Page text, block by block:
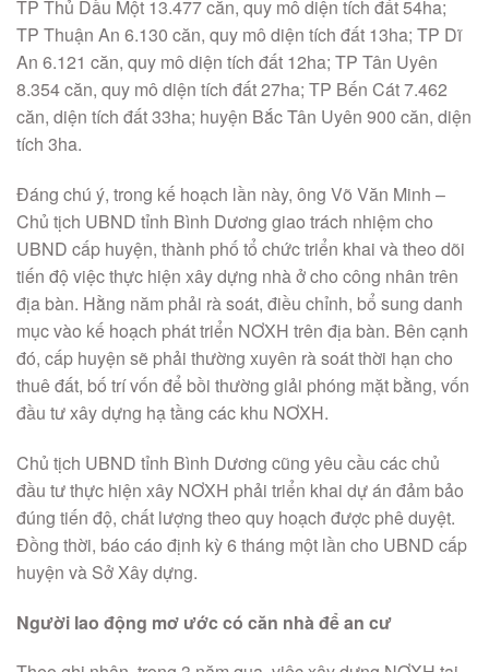
TP Thủ Dầu Một 13.477 căn, quy mô diện tích đất 54ha;
TP Thuận An 6.130 căn, quy mô diện tích đất 13ha; TP Dĩ
An 6.121 căn, quy mô diện tích đất 12ha; TP Tân Uyên
8.354 căn, quy mô diện tích đất 27ha; TP Bến Cát 7.462
căn, diện tích đất 33ha; huyện Bắc Tân Uyên 900 căn, diện
tích 3ha.
Đáng chú ý, trong kế hoạch lần này, ông Võ Văn Minh –
Chủ tịch UBND tỉnh Bình Dương giao trách nhiệm cho
UBND cấp huyện, thành phố tổ chức triển khai và theo dõi
tiến độ việc thực hiện xây dựng nhà ở cho công nhân trên
địa bàn. Hằng năm phải rà soát, điều chỉnh, bổ sung danh
mục vào kế hoạch phát triển NƠXH trên địa bàn. Bên cạnh
đó, cấp huyện sẽ phải thường xuyên rà soát thời hạn cho
thuê đất, bố trí vốn để bồi thường giải phóng mặt bằng, vốn
đầu tư xây dựng hạ tầng các khu NƠXH.
Chủ tịch UBND tỉnh Bình Dương cũng yêu cầu các chủ
đầu tư thực hiện xây NƠXH phải triển khai dự án đảm bảo
đúng tiến độ, chất lượng theo quy hoạch được phê duyệt.
Đồng thời, báo cáo định kỳ 6 tháng một lần cho UBND cấp
huyện và Sở Xây dựng.
Người lao động mơ ước có căn nhà để an cư